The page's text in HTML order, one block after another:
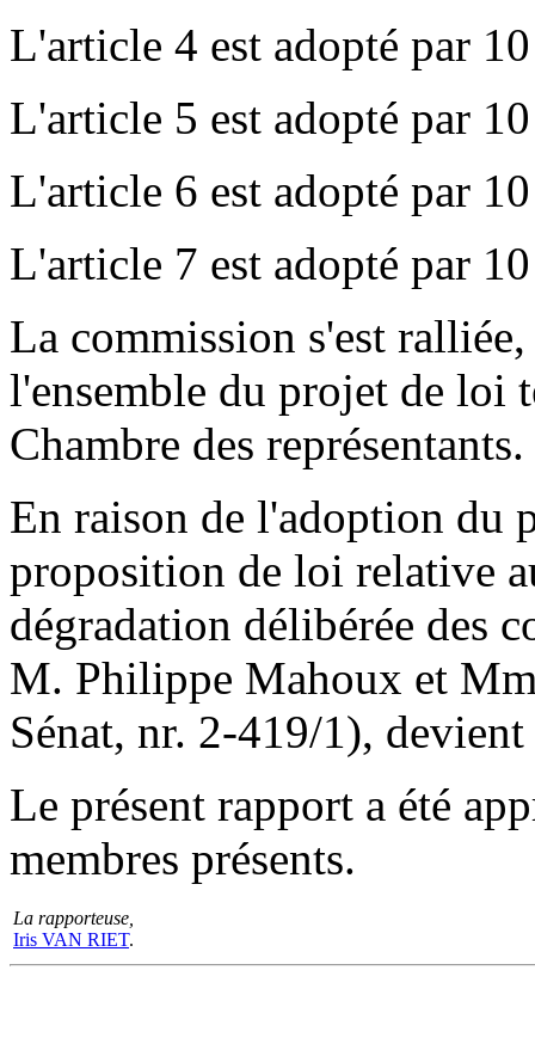
L'article 4 est adopté par
L'article 5 est adopté par
L'article 6 est adopté par
L'article 7 est adopté par
La commission s'est
l'ensemble du projet de loi
Chambre des représentants.
En raison de l'adoption du
proposition de loi relative
dégradation délibérée des
M. Philippe Mahoux et
Sénat, nr. 2-419/1), devient
Le présent rapport a été
membres présents.
La rapporteuse,
Iris VAN RIET.